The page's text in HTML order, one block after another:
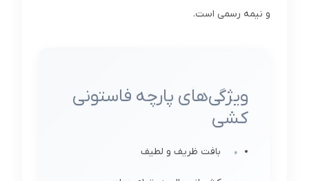
و نیمه رسمی است.
ویژگی‌های پارچه فاستونی
کشی
بافت ظریف و لطیف